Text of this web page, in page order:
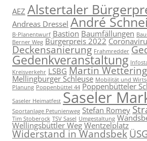
AEZ Alstertaler
Andreas Dressel André
B-Planentwurf Bastion Baumfällungen
Berner Weg Bürgerpreis 2022
Deckensanierung Frahmredder
Gedenkveranstaltung
Kreisverkehr LSBG Martin Wettering
Mellingburger Schleuse Mobilität und
Planung Poppenbüttel 44 Poppenbütteler
Saseler Heimatfest Saseler
Sportanlage Petunienweg Stefan Romey
Tim Stoberock TSV Sasel Umgestaltung
Wellingsbüttler WegWentzelplatz
Widerstand in Wandsbek